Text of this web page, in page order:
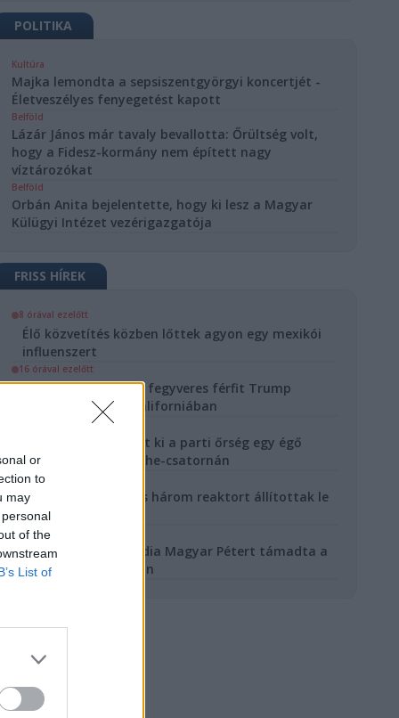
or
to
may
of the
List of
POLITIKA
Kultúra
Majka lemondta a sepsiszentgyörgyi koncertjét -
Életveszélyes fenyegetést kapott
Belföld
Lázár János már tavaly bevallotta: Őrültség volt,
hogy a Fidesz-kormány nem épített nagy
víztározókat
Belföld
Orbán Anita bejelentette, hogy ki lesz a Magyar
Külügyi Intézet vezérigazgatója
FRISS HÍREK
8 órával ezelőtt
Élő közvetítés közben lőttek agyon egy mexikói
influenszert
16 órával ezelőtt
Letartóztattak egy fegyveres férfit Trump
látogatása előtt Kaliforniában
1 nappal ezelőtt
157 embert mentett ki a parti őrség egy égő
bárkából a La Manche-csatornán
1 nappal ezelőtt
Franciaországban is három reaktort állítottak le
a hőség miatt
1 nappal ezelőtt
Az orosz állami média Magyar Pétert támadta a
paksi válság kapcsán